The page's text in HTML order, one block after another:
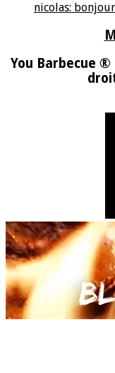
nicolas:
You Barbecue